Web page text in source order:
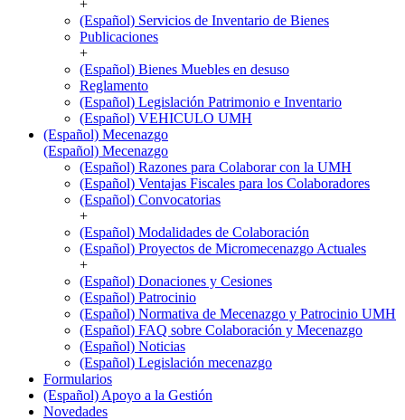
+
(Español) Servicios de Inventario de Bienes
Publicaciones
+
(Español) Bienes Muebles en desuso
Reglamento
(Español) Legislación Patrimonio e Inventario
(Español) VEHICULO UMH
(Español) Mecenazgo
(Español) Mecenazgo
(Español) Razones para Colaborar con la UMH
(Español) Ventajas Fiscales para los Colaboradores
(Español) Convocatorias
+
(Español) Modalidades de Colaboración
(Español) Proyectos de Micromecenazgo Actuales
+
(Español) Donaciones y Cesiones
(Español) Patrocinio
(Español) Normativa de Mecenazgo y Patrocinio UMH
(Español) FAQ sobre Colaboración y Mecenazgo
(Español) Noticias
(Español) Legislación mecenazgo
Formularios
(Español) Apoyo a la Gestión
Novedades